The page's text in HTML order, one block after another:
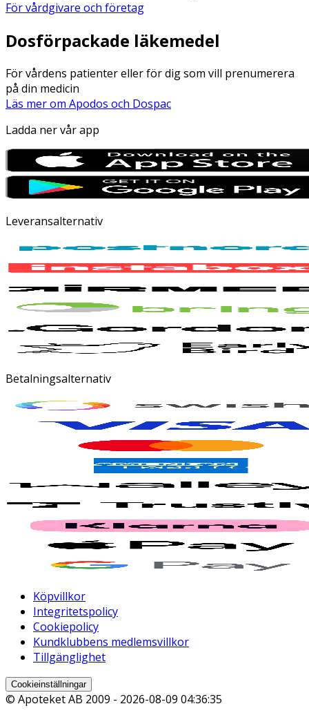
För vårdgivare och företag
Dosförpackade läkemedel
För vårdens patienter eller för dig som vill prenumerera
på din medicin
Läs mer om Apodos och Dospac
Ladda ner vår app
Leveransalternativ
Betalningsalternativ
Köpvillkor
Integritetspolicy
Cookiepolicy
Kundklubbens medlemsvillkor
Tillgänglighet
Cookieinställningar
© Apoteket AB 2009 - 2026-08-09 04:36:35